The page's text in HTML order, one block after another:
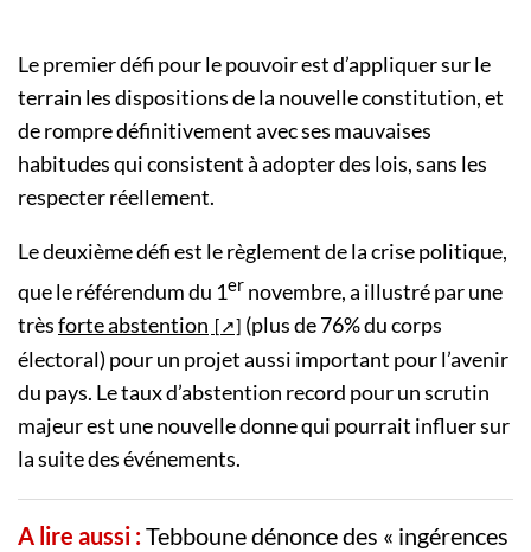
Le premier défi pour le pouvoir est d’appliquer sur le
terrain les dispositions de la nouvelle constitution, et
de rompre définitivement avec ses mauvaises
habitudes qui consistent à adopter des lois, sans les
respecter réellement.
Le deuxième défi est le règlement de la crise politique,
que le référendum du 1er novembre, a illustré par une
trèsforte abstention
(plus de 76% du corps
électoral) pour un projet aussi important pour l’avenir
du pays. Le taux d’abstention record pour un scrutin
majeur est une nouvelle donne qui pourrait influer sur
la suite des événements.
A lire aussi :Tebboune dénonce des « ingérences